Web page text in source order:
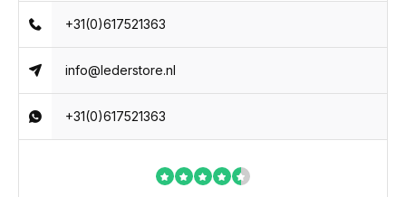
+31(0)617521363
info@lederstore.nl
+31(0)617521363